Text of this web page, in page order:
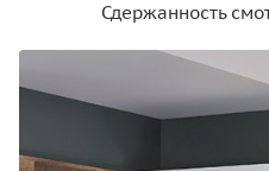
Сдержанность